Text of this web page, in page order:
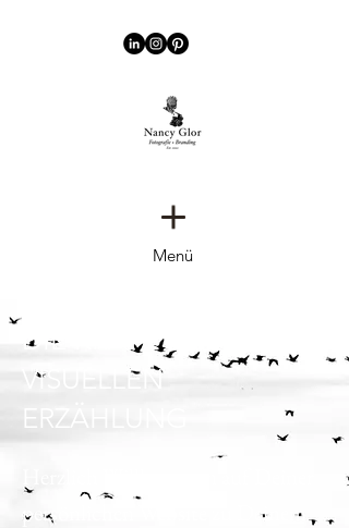
Menü
DIE KRAFT DER
VISUELLEN
ERZÄHLUNG
persönlichen Website zu Deinem